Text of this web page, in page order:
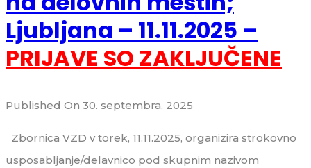
Ljubljana – 11.11.2025 –
PRIJAVE SO ZAKLJUČENE
Published On 30. septembra, 2025
Zbornica VZD v torek, 11.11.2025, organizira strokovno
usposabljanje/delavnico pod skupnim nazivom